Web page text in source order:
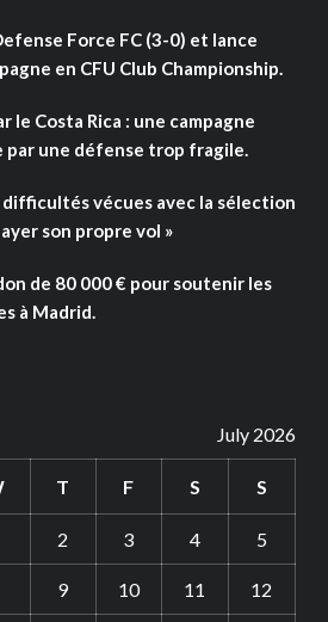
Force FC (3-0) et lance
en CFU Club Championship.
le Costa Rica : une campagne
par une défense trop fragile.
vécues avec la sélection
son propre vol »
de 80 000 € pour soutenir les
à Madrid.
July 2026
T F S S
2 3 4 5
9 10 11 12